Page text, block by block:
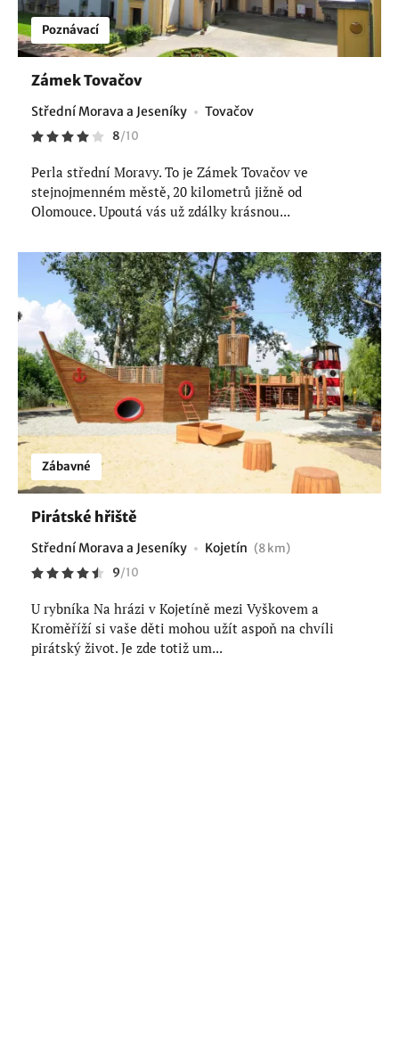
Poznávací
Zámek Tovačov
Střední Morava a Jeseníky Tovačov
8/10
Perla střední Moravy. To je Zámek Tovačov ve
stejnojmenném městě, 20 kilometrů jižně od
Olomouce. Upoutá vás už zdálky krásnou...
Zábavné
Pirátské hřiště
Střední Morava a Jeseníky Kojetín (8 km)
9/10
U rybníka Na hrázi v Kojetíně mezi Vyškovem a
Kroměříží si vaše děti mohou užít aspoň na chvíli
pirátský život. Je zde totiž um...